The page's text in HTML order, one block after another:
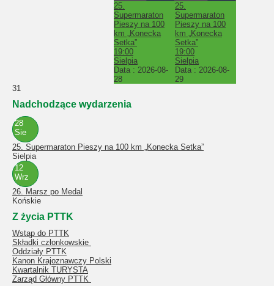
25.
Supermaraton
Pieszy na 100
km „Konecka
Setka”
19:00
Sielpia
Data : 2026-08-
28
25.
Supermaraton
Pieszy na 100
km „Konecka
Setka”
19:00
Sielpia
Data : 2026-08-
29
31
Nadchodzące wydarzenia
28
Sie
25. Supermaraton Pieszy na 100 km „Konecka Setka”
Sielpia
12
Wrz
26. Marsz po Medal
Końskie
Z życia PTTK
Wstąp do PTTK
Składki członkowskie
Oddziały PTTK
Kanon Krajoznawczy Polski
Kwartalnik TURYSTA
Zarząd Główny PTTK